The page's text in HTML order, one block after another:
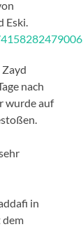
Eski.
nach
wurde auf
in
dem